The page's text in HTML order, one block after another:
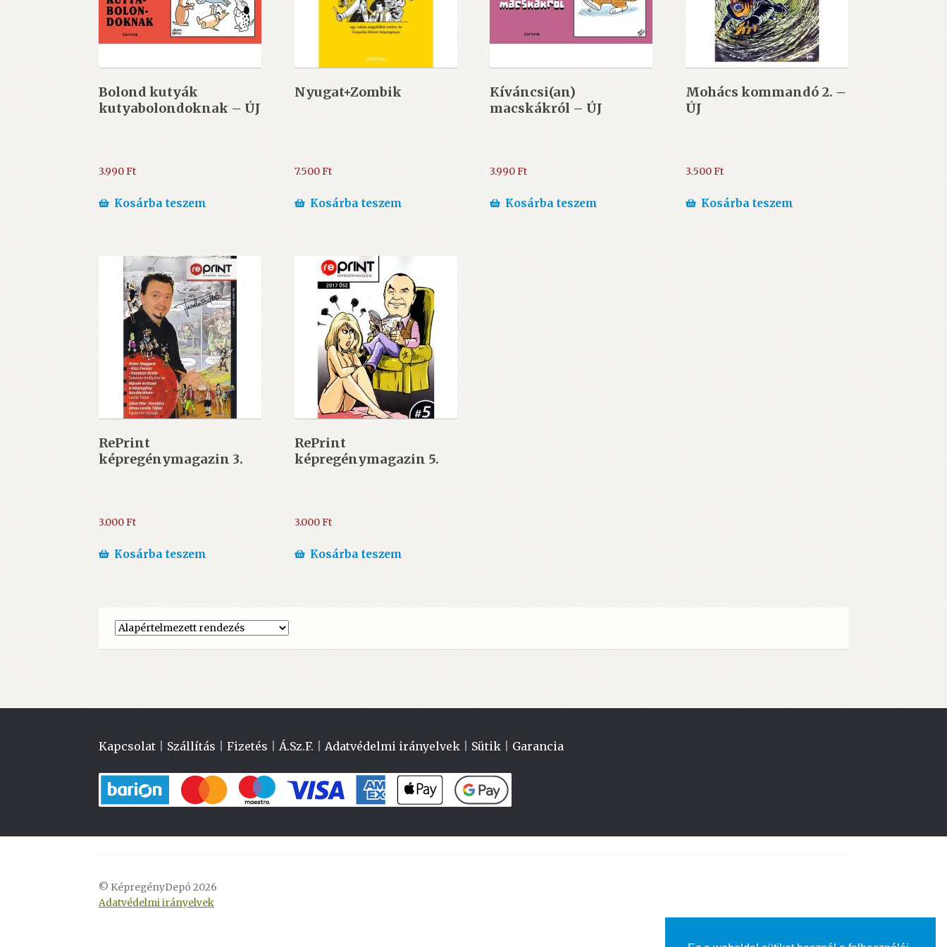
Bolond kutyák
kutyabolondoknak – ÚJ
3.990Ft
Kosárba teszem
Nyugat+Zombik
7.500Ft
Kosárba teszem
Kíváncsi(an)
macskákról – ÚJ
3.990Ft
Kosárba teszem
Mohács kommandó 2. –
ÚJ
3.500Ft
Kosárba teszem
RePrint
képregénymagazin 3.
3.000Ft
Kosárba teszem
RePrint
képregénymagazin 5.
3.000Ft
Kosárba teszem
Kapcsolat Szállítás |Fizetés Á.Sz.F. Adatvédelmi irányelvek Sütik Garancia
© KépregényDepó 2026
Adatvédelmi irányelvek